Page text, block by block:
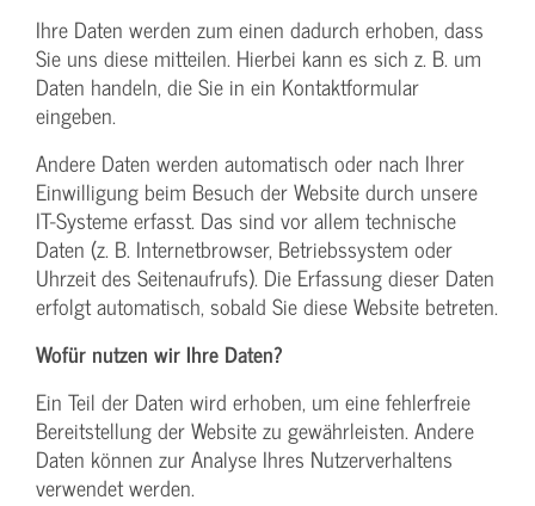
Ihre Daten werden zum einen dadurch erhoben, dass
Sie uns diese mitteilen. Hierbei kann es sich z. B. um
Daten handeln, die Sie in ein Kontaktformular
eingeben.
Andere Daten werden automatisch oder nach Ihrer
Einwilligung beim Besuch der Website durch unsere
IT-Systeme erfasst. Das sind vor allem technische
Daten (z. B. Internetbrowser, Betriebssystem oder
Uhrzeit des Seitenaufrufs). Die Erfassung dieser Daten
erfolgt automatisch, sobald Sie diese Website betreten.
Wofür nutzen wir Ihre Daten?
Ein Teil der Daten wird erhoben, um eine fehlerfreie
Bereitstellung der Website zu gewährleisten. Andere
Daten können zur Analyse Ihres Nutzerverhaltens
verwendet werden.